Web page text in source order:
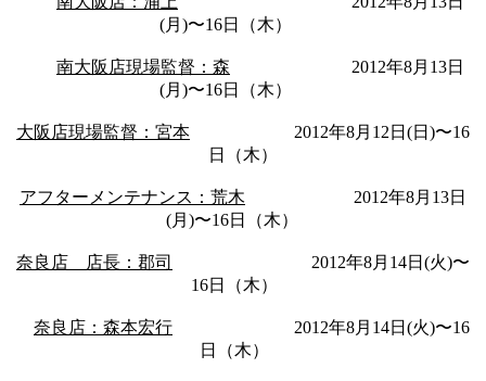
(月)〜16日（木）
南大阪店現場監督：森 2012年8月13日
(月)〜16日（木）
大阪店現場監督：宮本 2012年8月12日(日)〜16
日（木）
アフターメンテナンス：荒木 2012年8月13日
(月)〜16日（木）
奈良店 店長：郡司
2012年8月14日(火)〜
16日（木）
奈良店：森本宏行 2012年8月14日(火)〜16
日（木）